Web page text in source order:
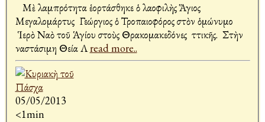
Μὲ λαμπρότητα ἑορτάσθηκε ὁ λαοφιλὴς Ἅγιος
Μεγαλομάρτυς Γεώργιος ὁ Τροπαιοφόρος στὸν ὁμώνυμο
Ἱερὸ Ναὸ τοῦ Ἁγίου στοὺς Θρακομακεδόνες Ἀττικῆς. Στὴν
Ἀναστάσιμη Θεία Λread more..
05/05/2013
<1min